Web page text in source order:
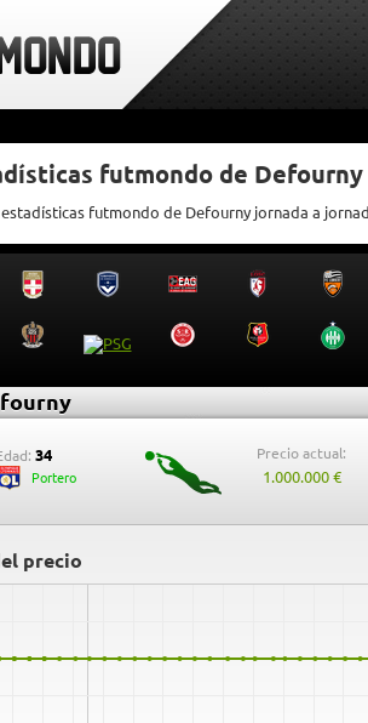
futmondo de Defourny
futmondo de Defourny jornada a
34
Portero
Precio actual:
1.000.000 €
precio